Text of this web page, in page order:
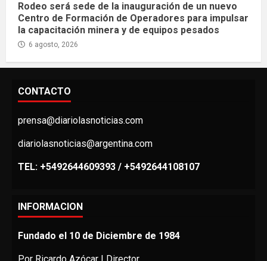
Rodeo será sede de la inauguración de un nuevo
Centro de Formación de Operadores para impulsar
la capacitación minera y de equipos pesados
6 agosto, 2026
CONTACTO
prensa@diariolasnoticias.com
diariolasnoticias@argentina.com
TEL: +5492644609393 / +5492644108107
INFORMACION
Fundado el 10 de Diciembre de 1984